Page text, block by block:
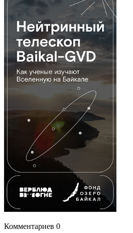
Комментариев 0